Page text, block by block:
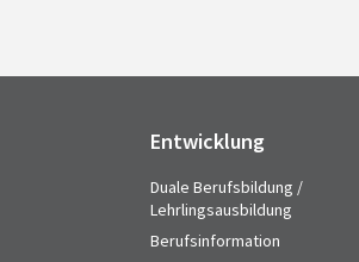
Entwicklung
Duale Berufsbildung /
Lehrlingsausbildung
Berufsinformation